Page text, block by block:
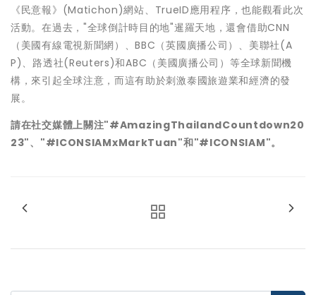
《民意報》(Matichon)網站、TrueID應用程序，也能觀看此次
活動。在過去，"全球倒計時目的地"暹羅天地，還會借助CNN
（美國有線電視新聞網）、BBC（英國廣播公司）、美聯社(A
P)、路透社(Reuters)和ABC（美國廣播公司）等全球新聞機
構，來引起全球注意，而這有助於刺激泰國旅遊業和經濟的發
展。
請在社交媒體上關注"#AmazingThailandCountdown20
23"、"#ICONSIAMxMarkTuan"和"#ICONSIAM"。